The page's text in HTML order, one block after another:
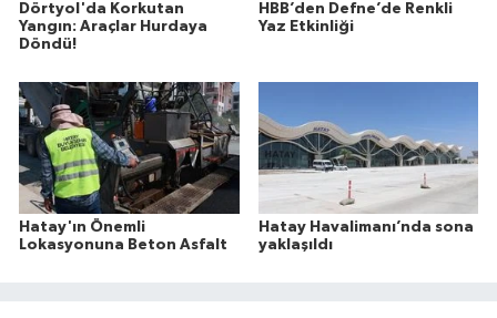
Dörtyol'da Korkutan
Yangın: Araçlar Hurdaya
Döndü!
HBB’den Defne’de Renkli
Yaz Etkinliği
Hatay'ın Önemli
Lokasyonuna Beton Asfalt
Hatay Havalimanı’nda sona
yaklaşıldı